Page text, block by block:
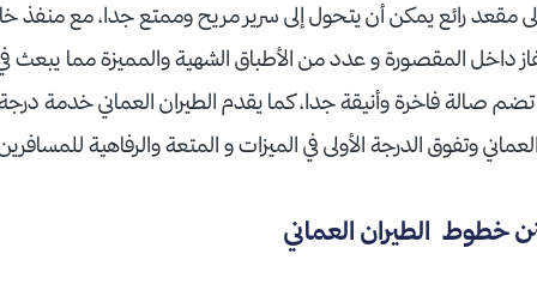
مقعد رائع يمكن أن يتحول إلى سرير مريح وممتع جدا، مع
داخل المقصورة و عدد من الأطباق الشهية والمميزة مما
صالة فاخرة وأنيقة جدا، كما يقدم الطيران العماني خدمة درجة
وتفوق الدرجة الأولى في الميزات و المتعة والرفاهية
خطوط الطيران العماني